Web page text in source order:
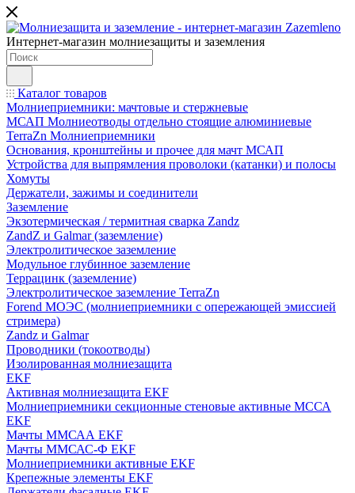
Интернет-магазин молниезащиты и заземления
Каталог товаров
Молниеприемники: мачтовые и стержневые
МСАП Молниеотводы отдельно стоящие алюминиевые
TerraZn Молниеприемники
Основания, кронштейны и прочее для мачт МСАП
Устройства для выпрямления проволоки (катанки) и полосы
Хомуты
Держатели, зажимы и соединители
Заземление
Экзотермическая / термитная сварка Zandz
ZandZ и Galmar (заземление)
Электролитическое заземление
Модульное глубинное заземление
Террацинк (заземление)
Электролитическое заземление TerraZn
Forend МОЭС (молниеприемники с опережающей эмиссией
стримера)
Zandz и Galmar
Проводники (токоотводы)
Изолированная молниезащита
EKF
Активная молниезащита EKF
Молниеприемники секционные стеновые активные МССА
EKF
Мачты ММСАА EKF
Мачты ММСАС-Ф EKF
Молниеприемники активные EKF
Крепежные элементы EKF